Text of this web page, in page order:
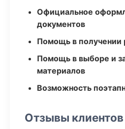
Официальное
документов
Помощь в получении
Помощь в выборе и
материалов
Возможность
Отзывы клиентов